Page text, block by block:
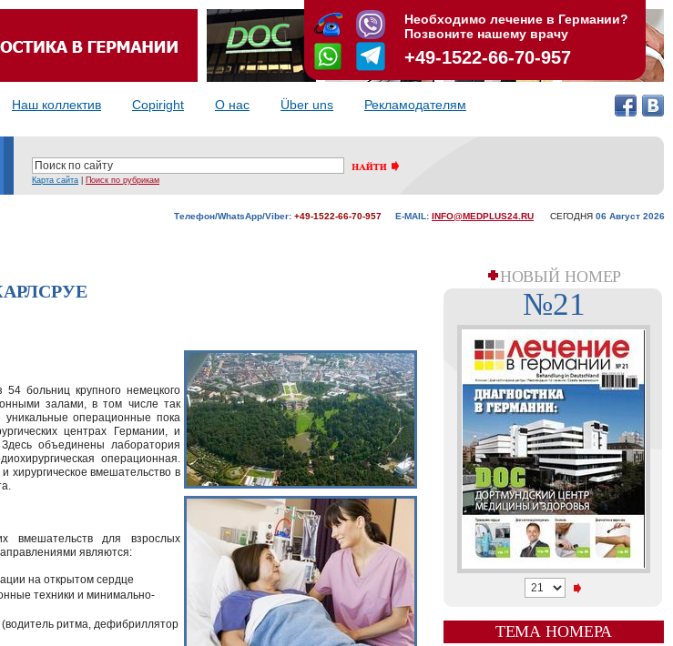
Наш коллектив Copiright О нас Über uns Рекламодателям
Карта сайта Поиск по рубрикам
Телефон/WhatsApp/Viber: +49-1522-66-70-957 E-MAIL: INFO@MEDPLUS24.RU СЕГОДНЯ 06 Aвгуст 2026
54 больниц крупного немецкого
залами, в том числе так
операционные пока
центрах Германии, и
объединены лаборатория
операционная.
хирургическое вмешательство в
вмешательств для взрослых
являются:
на открытом сердце
техники и минимально-
ритма, дефибриллятор
НОВЫЙ НОМЕР
№21
ТЕМА НОМЕРА
Необходимо лечение в Германии?
Позвоните нашему врачу
+49-1522-66-70-957